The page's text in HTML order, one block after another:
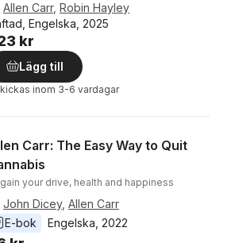
Allen Carr, Robin Hayley
Engelska, 2025
kr
Lägg till
inom 3-6 vardagar
Carr: The Easy Way to Quit
your drive, health and happiness
John Dicey, Allen Carr
E-bok
Engelska 2022